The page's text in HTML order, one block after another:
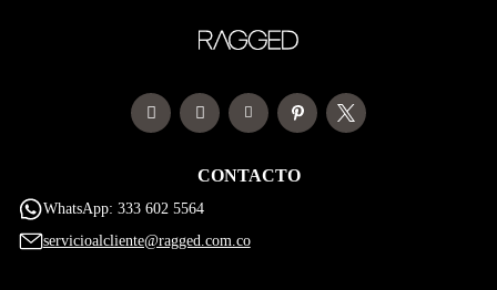
CONTACTO
WhatsApp: 333 602 5564
servicioalcliente@ragged.com.co